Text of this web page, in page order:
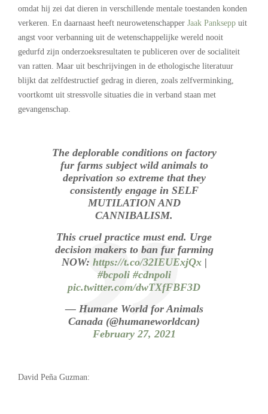
omdat hij zei dat dieren in verschillende mentale toestanden konden
verkeren. En daarnaast heeft neurowetenschapper Jaak Panksepp uit
angst voor verbanning uit de wetenschappelijke wereld nooit
gedurfd zijn onderzoeksresultaten te publiceren over de socialiteit
van ratten. Maar uit beschrijvingen in de ethologische literatuur
blijkt dat zelfdestructief gedrag in dieren, zoals zelfverminking,
voortkomt uit stressvolle situaties die in verband staan met
gevangenschap.
The deplorable conditions on factory
fur farms subject wild animals to
deprivation so extreme that they
consistently engage in SELF
MUTILATION AND
CANNIBALISM.
This cruel practice must end. Urge
decision makers to ban fur farming
NOW: https://t.co/32IEUExjQx|
#bcpoli #cdnpoli
pic.twitter.com/dwTXfFBF3D
— Humane World for Animals
Canada (@humaneworldcan)
February 27, 2021
David Peña Guzman: